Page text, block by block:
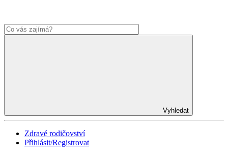
Vyhledat
Zdravé rodičovství
Přihlásit/Registrovat